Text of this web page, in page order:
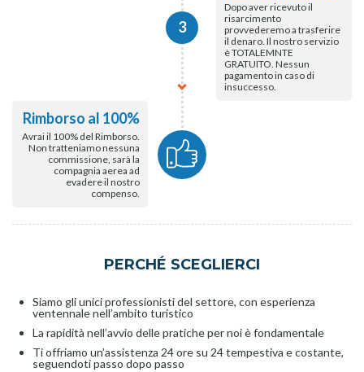
3
Dopo aver ricevuto il
risarcimento
provvederemo a trasferire
il denaro. Il nostro servizio
è TOTALEMNTE
GRATUITO. Nessun
pagamento in caso di
insuccesso.
Rimborso al 100%
Avrai il 100% del Rimborso.
Non tratteniamo nessuna
commissione, sarà la
compagnia aerea ad
evadere il nostro
compenso.
PERCHÉ SCEGLIERCI
Siamo gli unici professionisti del settore, con esperienza
ventennale nell’ambito turistico
La rapidità nell’avvio delle pratiche per noi è fondamentale
Ti offriamo un’assistenza 24 ore su 24 tempestiva e costante,
seguendoti passo dopo passo